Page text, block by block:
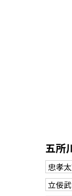
五所
忠孝
立佞